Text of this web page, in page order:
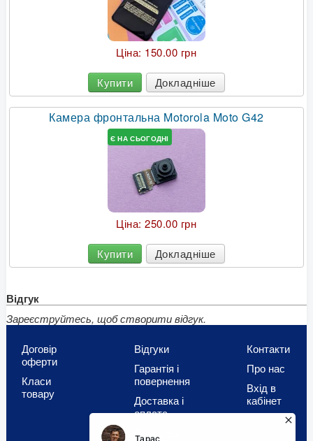
Ціна: 150.00 грн
Купити Докладніше
Камера фронтальна Motorola Moto G42
Є НА СЬОГОДНІ
Ціна:250.00 грн
Купити Докладніше
Відгук
Зареєструйтесь, щоб створити відгук.
Договір
оферти
Класи
товару
Відгуки
Гарантія і
повернення
Доставка і
оплата
Співпраця
Контакти
Про нас
Вхід в
кабінет